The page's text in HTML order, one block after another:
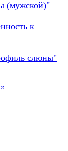
(мужской)"
к
слюны"